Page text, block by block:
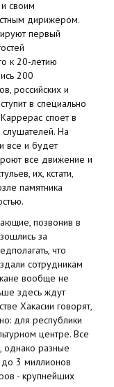
своим
дирижером.
первый
к 20-летию
200
российских и
в специально
споет в
На
все и будет
все движение и
их, кстати,
памятника
позвонив в
за
что
сотрудникам
вообще не
здесь ждут
Хакасии говорят,
для республики
центре. Все
однако разные
3 миллионов
- крупнейших